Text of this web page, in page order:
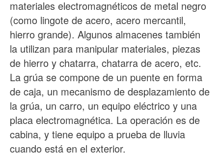
materiales electromagnéticos de metal negro
(como lingote de acero, acero mercantil,
hierro grande). Algunos almacenes también
la utilizan para manipular materiales, piezas
de hierro y chatarra, chatarra de acero, etc.
La grúa se compone de un puente en forma
de caja, un mecanismo de desplazamiento de
la grúa, un carro, un equipo eléctrico y una
placa electromagnética. La operación es de
cabina, y tiene equipo a prueba de lluvia
cuando está en el exterior.